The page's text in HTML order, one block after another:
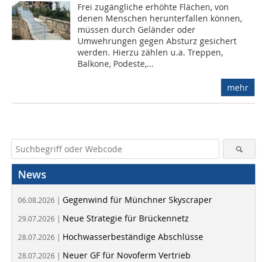
Frei zugängliche erhöhte Flächen, von
denen Menschen herunterfallen können,
müssen durch Geländer oder
Umwehrungen gegen Absturz gesichert
werden. Hierzu zählen u.a. Treppen,
Balkone, Podeste,...
mehr
News
06.08.2026 | Gegenwind für Münchner Skyscraper
29.07.2026 | Neue Strategie für Brückennetz
28.07.2026 | Hochwasserbeständige Abschlüsse
28.07.2026 | Neuer GF für Novoferm Vertrieb